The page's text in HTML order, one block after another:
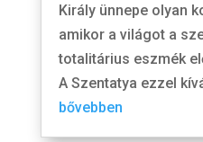
Király ünnepe olyan
amikor a világot a
totalitárius eszmék
A Szentatya ezzel
bővebben